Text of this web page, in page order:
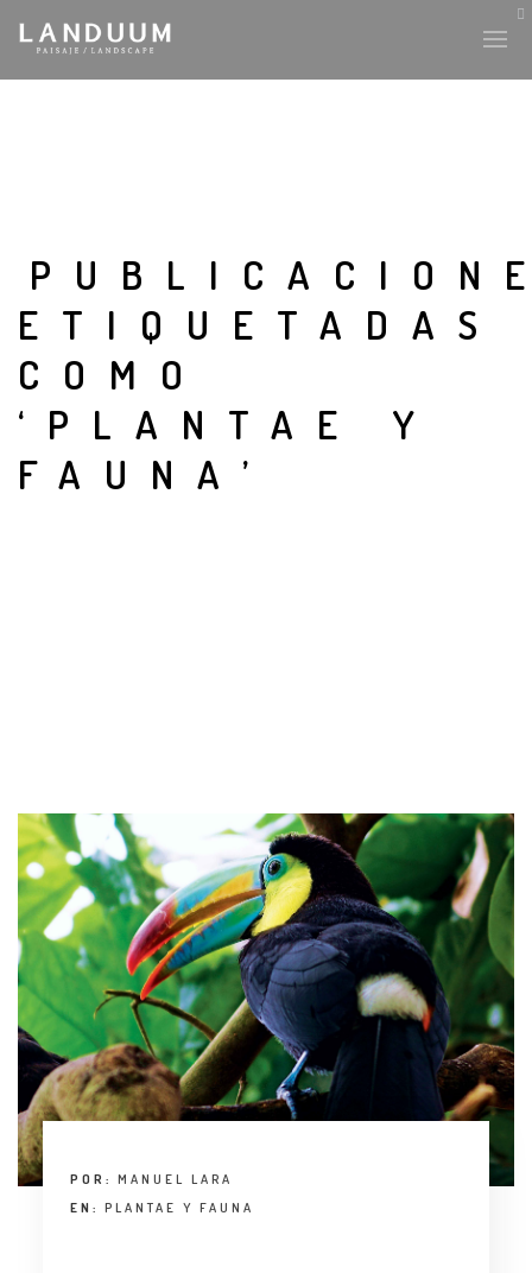
ETIQUETADAS
COMO
‘PLANTAE Y
FAUNA’
POR: MANUEL LARA
EN: PLANTAE Y FAUNA